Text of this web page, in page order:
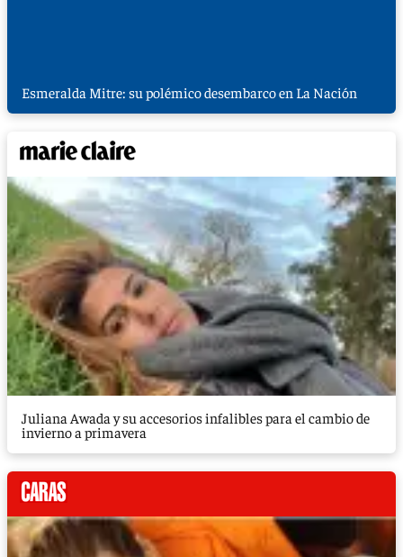
Esmeralda Mitre: su polémico desembarco en La Nación
Juliana Awada y su accesorios infalibles para el cambio de
invierno a primavera